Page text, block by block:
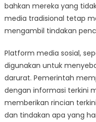
bahkan mereka yang
media tradisional tetap
mengambil tindakan
Platform media sosial,
digunakan untuk
darurat. Pemerintah
dengan informasi terkini
memberikan rincian
dan tindakan apa yang